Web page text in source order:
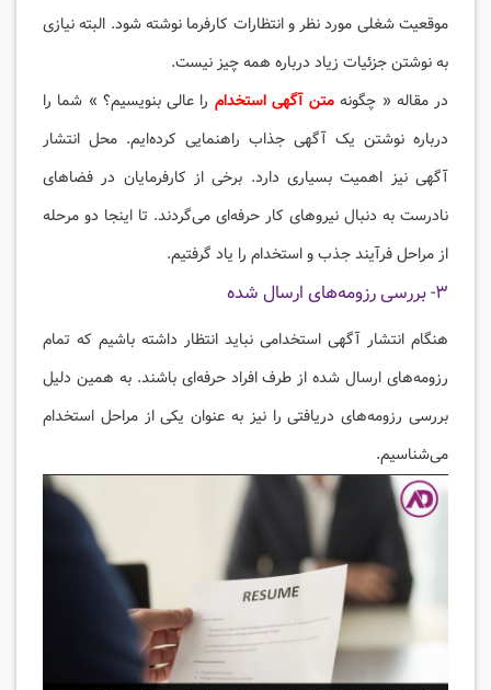
موقعیت شغلی مورد نظر و انتظارات کارفرما نوشته شود. البته نیازی
به نوشتن جزئیات زیاد درباره همه چیز نیست.
در مقاله « چگونه متن آگهی استخدام را عالی بنویسیم؟ » شما را
درباره نوشتن یک آگهی جذاب راهنمایی کرده‌ایم. محل انتشار
آگهی نیز اهمیت بسیاری دارد. برخی از کارفرمایان در فضاهای
نادرست به دنبال نیروهای کار حرفه‌ای می‌گردند. تا اینجا دو مرحله
از مراحل فرآیند جذب و استخدام را یاد گرفتیم.
۳- بررسی رزومه‌های ارسال شده
هنگام انتشار آگهی استخدامی نباید انتظار داشته باشیم که تمام
رزومه‌های ارسال شده از طرف افراد حرفه‌ای باشند. به همین دلیل
بررسی رزومه‌های دریافتی را نیز به عنوان یکی از مراحل استخدام
می‌شناسیم.